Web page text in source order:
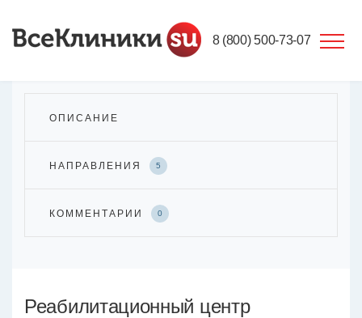
8 (800) 500-73-07
ОПИСАНИЕ
НАПРАВЛЕНИЯ 5
КОММЕНТАРИИ 0
Реабилитационный центр